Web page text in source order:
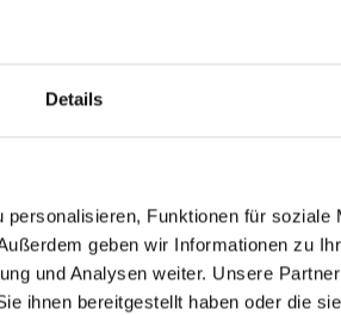
Details
Funktionen für soziale
geben wir Informationen zu
und Analysen weiter. Unsere
ihnen bereitgestellt haben oder die